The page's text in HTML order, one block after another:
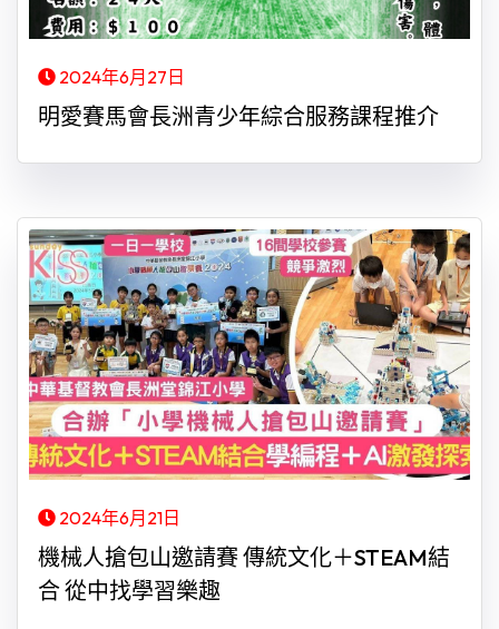
2024年6月27日
明愛賽馬會長洲青少年綜合服務課程推介
2024年6月21日
機械人搶包山邀請賽 傳統文化＋STEAM結
合 從中找學習樂趣